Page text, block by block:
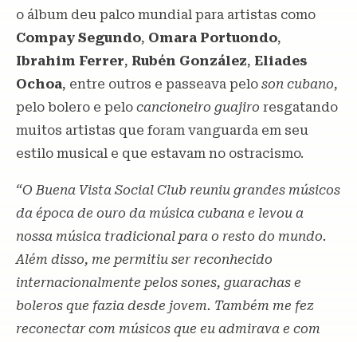
o álbum deu palco mundial para artistas como
Compay Segundo, Omara Portuondo,
Ibrahim Ferrer, Rubén González, Eliades
Ochoa, entre outros e passeava pelo son cubano,
pelo bolero e pelo cancioneiro guajiro resgatando
muitos artistas que foram vanguarda em seu
estilo musical e que estavam no ostracismo.
“O Buena Vista Social Club reuniu grandes músicos
da época de ouro da música cubana e levou a
nossa música tradicional para o resto do mundo.
Além disso, me permitiu ser reconhecido
internacionalmente pelos sones, guarachas e
boleros que fazia desde jovem. Também me fez
reconectar com músicos que eu admirava e com